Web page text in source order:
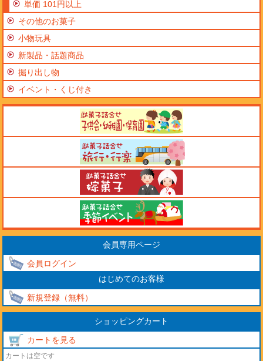
単価 101円以上
その他のお菓子
小物玩具
新製品・話題商品
掘り出し物
イベント・くじ付き
会員専用ページ
会員ログイン
はじめてのお客様
新規登録（無料）
ショッピングカート
カートを見る
カートは空です